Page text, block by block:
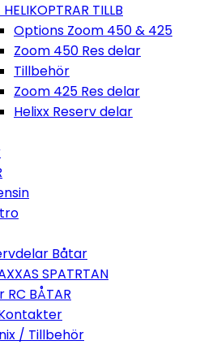
HELIKOPTRAR TILLB
Options Zoom 450 & 425
Zoom 450 Res delar
Tillbehör
Zoom 425 Res delar
Helixx Reserv delar
Båtar
SPATRTAN
BÅTAR
/ Tillbehör